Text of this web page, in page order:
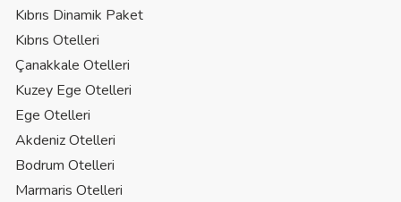
Kıbrıs Dinamik Paket
Kıbrıs Otelleri
Çanakkale Otelleri
Kuzey Ege Otelleri
Ege Otelleri
Akdeniz Otelleri
Bodrum Otelleri
Marmaris Otelleri